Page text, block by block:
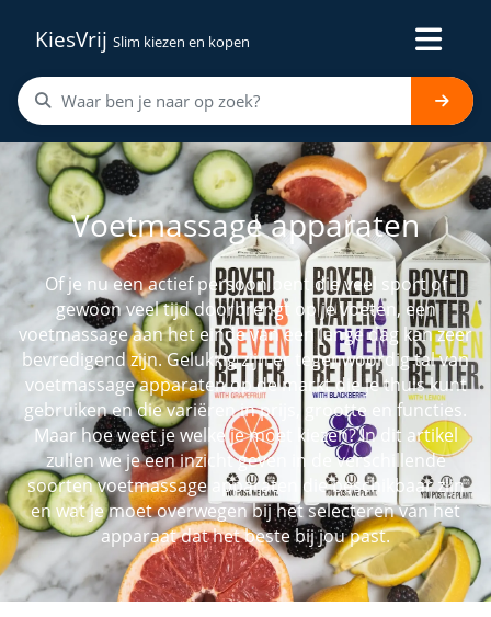
KiesVrij Slim kiezen en kopen
Voetmassage apparaten
Of je nu een actief persoon bent die veel sport of
gewoon veel tijd doorbrengt op je voeten, een
voetmassage aan het einde van een lange dag kan zeer
bevredigend zijn. Gelukkig zijn er tegenwoordig tal van
voetmassage apparaten op de markt die je thuis kunt
gebruiken en die variëren in prijs, grootte en functies.
Maar hoe weet je welke je moet kiezen? In dit artikel
zullen we je een inzicht geven in de verschillende
soorten voetmassage apparaten die beschikbaar zijn
en wat je moet overwegen bij het selecteren van het
apparaat dat het beste bij jou past.